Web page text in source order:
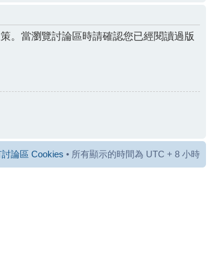
。當瀏覽討論區時請確認您已經閱讀過版
論區 Cookies • 所有顯示的時間為 UTC + 8 小時